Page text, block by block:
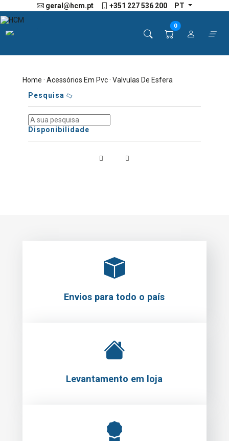
geral@hcm.pt +351 227 536 200 PT
0
Home ·Acessórios Em Pvc· Valvulas De Esfera
Pesquisa
Disponibilidade
Envios para todo o país
Levantamento em loja